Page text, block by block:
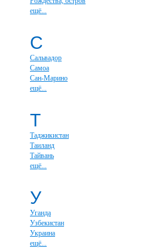
ещё...
С
Сальвадор
Самоа
Сан-Марино
ещё...
Т
Таджикистан
Таиланд
Тайвань
ещё...
У
Уганда
Узбекистан
Украина
ещё...